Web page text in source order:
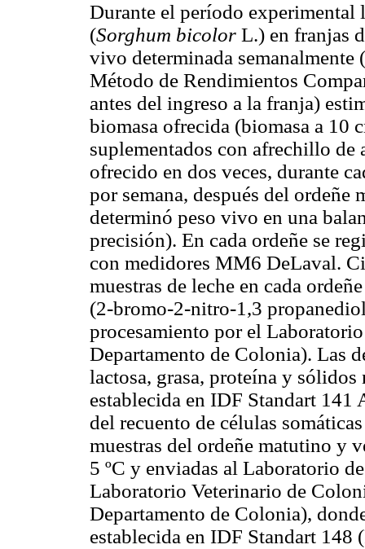
Durante el período experimental
(Sorghum bicolor L.) en franjas
vivo determinada
Método de Rendimientos
antes del ingreso a la franja)
biomasa ofrecida (biomasa a 10
suplementados con afrechillo
ofrecido en dos veces, durante
por semana, después del ordeñe
determinó peso vivo en una
precisión). En cada ordeñe se
con medidores MM6 DeLaval.
muestras de leche en cada
(2-bromo-2-nitro-1,3
procesamiento por el
Departamento de Colonia). Las
lactosa, grasa, proteína y sólidos
establecida en IDF Standart 141
del recuento de células
muestras del ordeñe matutino y
5 ºC y enviadas al Laboratorio
Laboratorio Veterinario de
Departamento de Colonia),
establecida en IDF Standart 148